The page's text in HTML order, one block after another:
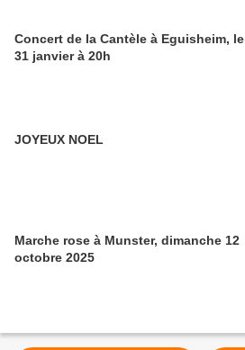
Concert de la Cantèle à Eguisheim, le
31 janvier à 20h
JOYEUX NOEL
Marche rose à Munster, dimanche 12
octobre 2025